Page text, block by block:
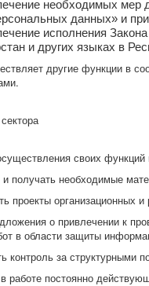
необходимых мер
данных» и
исполнения
и других языках в
другие функции в
своих
и получать необходимые
проекты организационных
о привлечении к
в области защиты
контроль за структурными
работе постоянно